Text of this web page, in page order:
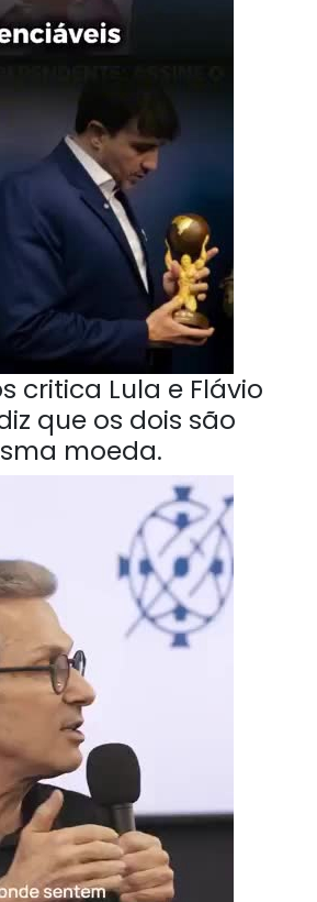
critica Lula e Flávio
que os dois são
moeda.